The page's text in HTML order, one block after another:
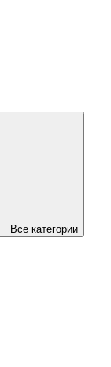
Все категории